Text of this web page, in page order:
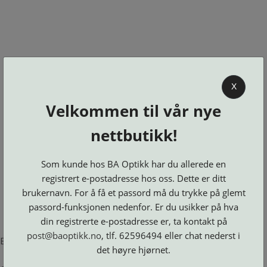
BA OPTIKK
KJØPSVILKÅR
OSS
BESTILL
DELER
LOGG INN
Brillerens
Brillesnorer
Clip-
on
Suncover
Etuier
Innfatninger
Lesebriller
Luper
og
Speil
Maskiner
Microkluter
Neseputer
Se alle kategorier
Error loading product page.
X
Velkommen til vår nye
nettbutikk!
Som kunde hos BA Optikk har du allerede en
registrert e-postadresse hos oss. Dette er ditt
brukernavn. For å få et passord må du trykke på glemt
passord-funksjonen nedenfor. Er du usikker på hva
din registrerte e-postadresse er, ta kontakt på
post@baoptikk.no, tlf. 62596494 eller chat nederst i
det høyre hjørnet.